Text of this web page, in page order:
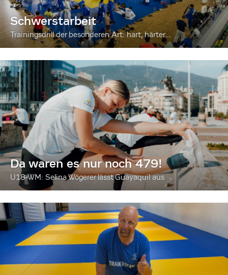
Schwerstarbeit
Trainingsdrill der besonderen Art: hart, härter...
Da waren es nur noch 479!
U18-WM: Selina Wögerer lässt Guayaquil aus